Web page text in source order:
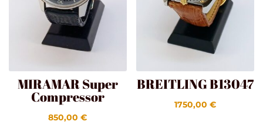
MIRAMAR Super
Compressor
850,00€
BREITLING B13047
1750,00€